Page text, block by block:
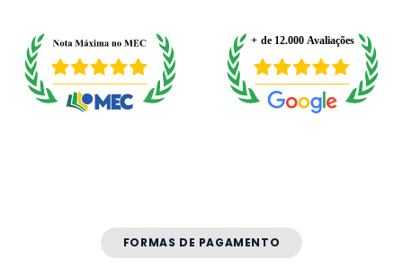
FORMAS DE PAGAMENTO